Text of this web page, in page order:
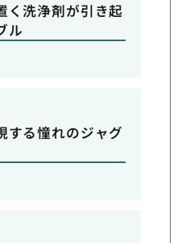
く洗浄剤が引き起
ル
する憧れのジャグ